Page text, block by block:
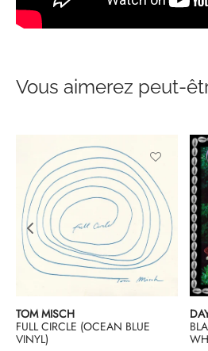
Vous aimerez peut-
TOM MISCH
FULL CIRCLE (OCEAN BLUE
VINYL)